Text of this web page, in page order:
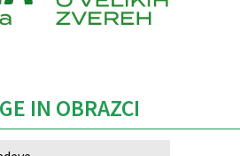
IN OBRAZCI